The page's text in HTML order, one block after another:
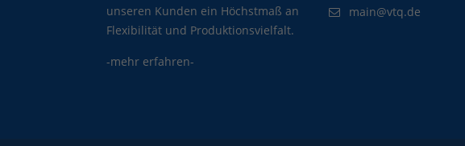
unseren Kunden ein Höchstmaß an
Flexibilität und Produktionsvielfalt.
-mehr erfahren-
main@vtq.de